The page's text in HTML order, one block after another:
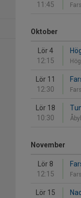
11:45
Oktober
Lör 4
12:15
Lör 11
12:30
Lör 18
10:30
November
Lör 8
12:15
Lör 15